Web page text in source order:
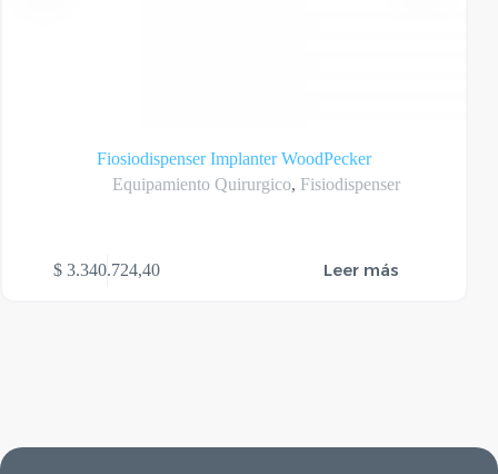
Fiosiodispenser Implanter WoodPecker
Equipamiento Quirurgico, Fisiodispenser
$ 3.340.724,40 Leer más